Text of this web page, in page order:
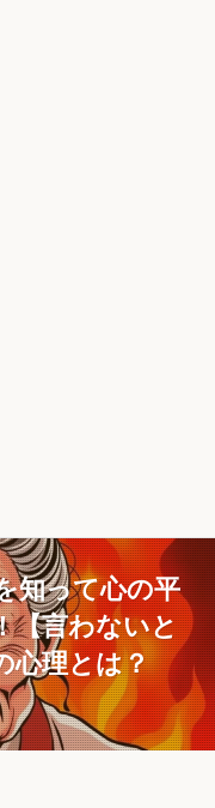
知って心の平
【言わないと
心理とは？